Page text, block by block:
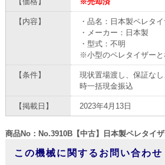
【内容】
・品名：日本製ペレタ
・メーカー：日本製
・型式：不明
※小型のペレタイザーと
【条件】
現状置場渡し、保証な
時一括現金振込
【掲載日】 2023年4月13日
商品No：No.3910B【中古】日本製ペレタイ
この機械に関するお問い合わせ